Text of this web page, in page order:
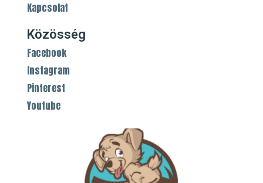
Kapcsolat
Közösség
Facebook
Instagram
Pinterest
Youtube